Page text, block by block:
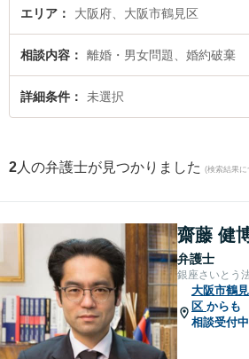
出法律事務所の土井 稜太弁護士のプロフィール情
くの弁護士を検索したい』『初回相談無料で婚約
鶴見区内の弁護士に相談予約したい』などでお困
す。
エリア 大阪府、大阪市鶴見区
相談内容 離婚・男女問題、婚約破棄
詳細条件 未選択
2 人の弁護士が見つかりました (検索結果に
齋藤 健
弁護士
銀座さいとう
大阪市鶴見
区 からも
相談受付中